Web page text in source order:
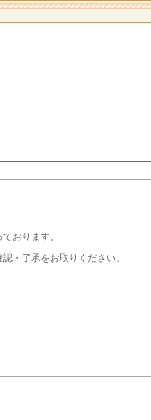
おります。
・了承をお取りください。